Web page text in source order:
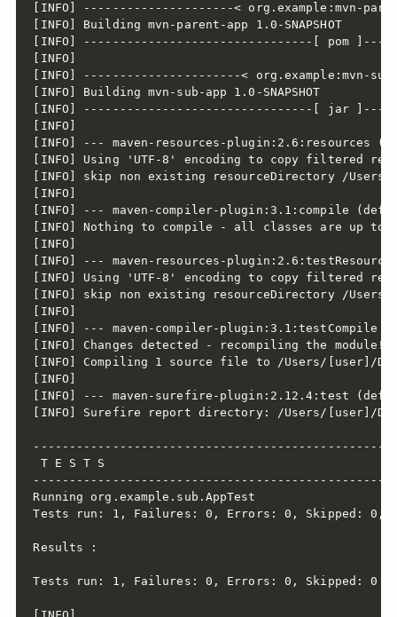
[INFO] ---------------------< org.example:mvn-
[INFO] Building mvn-parent-app 1.0-
[INFO] --------------------------------[ pom
[INFO]
[INFO] ----------------------< org.example:mvn-
[INFO] Building mvn-sub-app 1.0-
[INFO] --------------------------------[ jar
[INFO]
[INFO] --- maven-resources-plugin:2.6:resources
[INFO] Using 'UTF-8' encoding to copy filtered
[INFO] skip non existing resourceDirectory /Users/
[INFO]
[INFO] --- maven-compiler-plugin:3.1:compile
[INFO] Nothing to compile - all classes are up to
[INFO]
[INFO] --- maven-resources-
[INFO] Using 'UTF-8' encoding to copy filtered
[INFO] skip non existing resourceDirectory /Users/
[INFO]
[INFO] --- maven-compiler-plugin:3.1:testCompile
[INFO] Changes detected - recompiling the module!
[INFO] Compiling 1 source file to /Users/[user]/
[INFO]
[INFO] --- maven-surefire-plugin:2.12.4:test
[INFO] Surefire report directory: /Users/[user]/
T E S T S
Running org.example.sub.AppTest
Tests run: 1, Failures: 0, Errors: 0, Skipped: 0,
Results :
Tests run: 1, Failures: 0, Errors: 0, Skipped: 0